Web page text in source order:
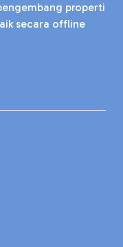
properti
secara offline